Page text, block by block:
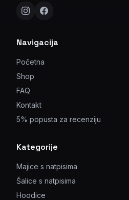
Navigacija
Početna
Shop
FAQ
Kontakt
5% popusta za recenziju
Kategorije
Majice s natpisima
Šalice s natpisima
Hoodice